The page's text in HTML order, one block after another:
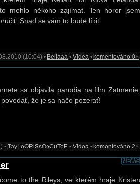
mohlo někoho zajímat. Ten horor jsem
Snad se vám to bude líbit.
(10:04) • Bellaaa • Videa • komentováno 0×
sa objavila parodia na film Zatmenie.
povedať, že je sa načo pozerať!
• TayLoORiSsOoCuTeE • Videa • komentováno 2×
NEWS
to the Rileys, ve kterém hraje Kristen